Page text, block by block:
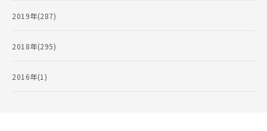
2019年(287)
2018年(295)
2016年(1)